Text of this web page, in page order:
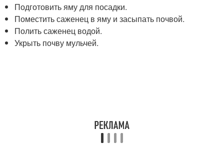
Подготовить яму для посадки.
Поместить саженец в яму и засыпать почвой.
Полить саженец водой.
Укрыть почву мульчей.